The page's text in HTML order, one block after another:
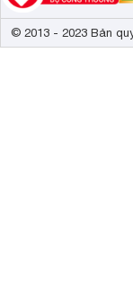
© 2013 - 2023 Bản